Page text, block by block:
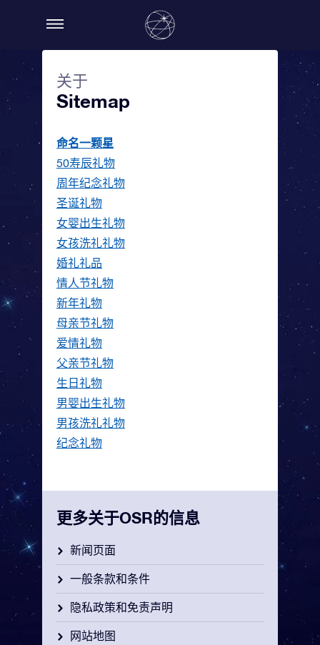
关于
Sitemap
命名一颗星
50寿辰礼物
周年纪念礼物
圣诞礼物
女婴出生礼物
女孩洗礼礼物
婚礼礼品
情人节礼物
新年礼物
母亲节礼物
爱情礼物
父亲节礼物
生日礼物
男婴出生礼物
男孩洗礼礼物
纪念礼物
更多关于OSR的信息
新闻页面
一般条款和条件
隐私政策和免责声明
网站地图